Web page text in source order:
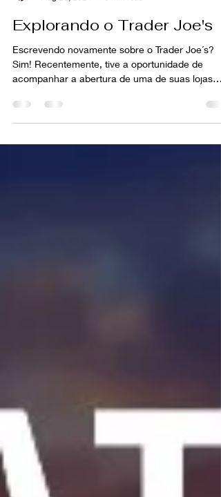
Aug 26, 2024
3 min read
Explorando o Trader Joe's
Escrevendo novamente sobre o Trader Joe´s?
Sim! Recentemente, tive a oportunidade de
acompanhar a abertura de uma de suas lojas